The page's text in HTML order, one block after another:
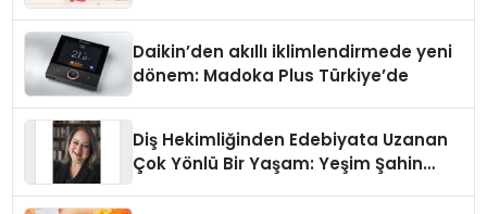
Daikin’den akıllı iklimlendirmede yeni
dönem: Madoka Plus Türkiye’de
Diş Hekimliğinden Edebiyata Uzanan
Çok Yönlü Bir Yaşam: Yeşim Şahin